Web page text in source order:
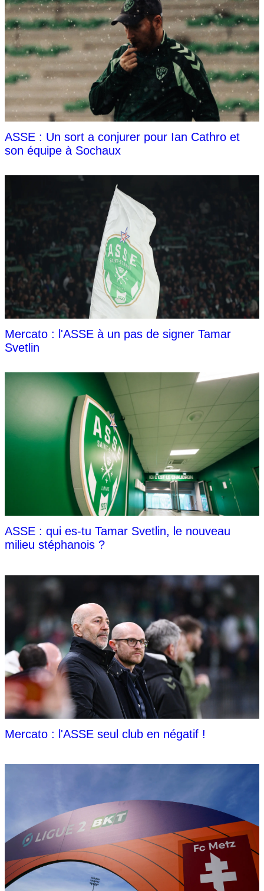
ASSE : Un sort a conjurer pour Ian Cathro et
son équipe à Sochaux
Mercato : l'ASSE à un pas de signer Tamar
Svetlin
ASSE : qui es-tu Tamar Svetlin, le nouveau
milieu stéphanois ?
Mercato : l'ASSE seul club en négatif !